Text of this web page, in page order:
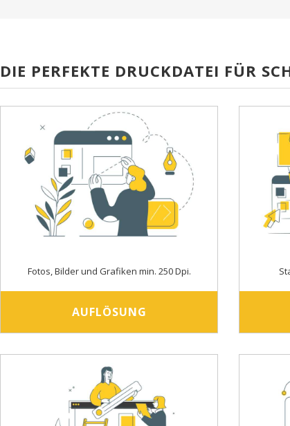
DIE PERFEKTE DRUCKDATEI FÜR
Fotos, Bilder und Grafiken min. 250 Dpi.
AUFLÖSUNG